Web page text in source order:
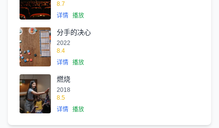
8.7
详情 播放
分手的决心
2022
8.4
详情 播放
燃烧
2018
8.5
详情 播放